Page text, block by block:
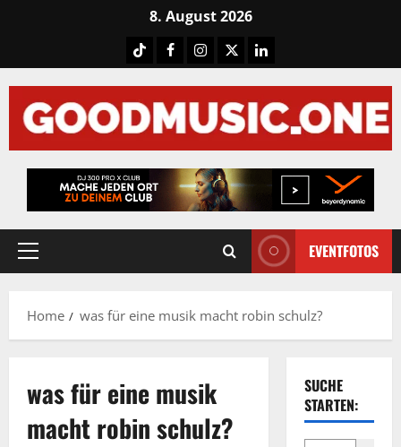
8. August 2026
TiktokFacebook
Instagram
X LinkedIN
Primary
EVENTFOTOS
Home was für eine musik macht robin schulz?
was für eine musik
macht robin schulz?
SUCHE
STARTEN: